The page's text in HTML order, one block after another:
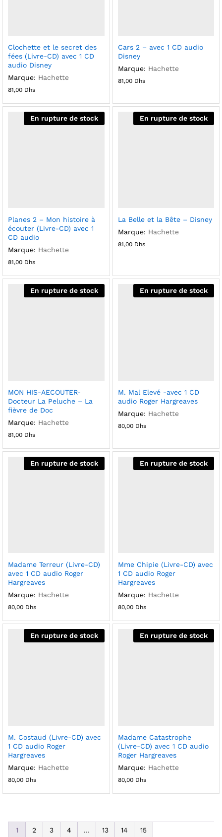
Clochette et le secret des
fées (Livre-CD) avec 1 CD
audio Disney
Marque: Hachette
81,00 Dhs
Cars 2 – avec 1 CD audio
Disney
Marque: Hachette
81,00 Dhs
En rupture de stock
Planes 2 – Mon histoire à
écouter (Livre-CD) avec 1
CD audio
Marque: Hachette
81,00 Dhs
En rupture de stock
La Belle et la Bête – Disney
Marque: Hachette
81,00 Dhs
En rupture de stock
MON HIS-AECOUTER-
Docteur La Peluche – La
fièvre de Doc
Marque: Hachette
81,00 Dhs
En rupture de stock
M. Mal Elevé -avec 1 CD
audio Roger Hargreaves
Marque: Hachette
80,00 Dhs
En rupture de stock
Madame Terreur (Livre-CD)
avec 1 CD audio Roger
Hargreaves
Marque: Hachette
80,00 Dhs
En rupture de stock
Mme Chipie (Livre-CD) avec
1 CD audio Roger
Hargreaves
Marque: Hachette
80,00 Dhs
En rupture de stock
M. Costaud (Livre-CD) avec
1 CD audio Roger
Hargreaves
Marque: Hachette
80,00 Dhs
En rupture de stock
Madame Catastrophe
(Livre-CD) avec 1 CD audio
Roger Hargreaves
Marque: Hachette
80,00 Dhs
1 2 3 4 … 13 14
15